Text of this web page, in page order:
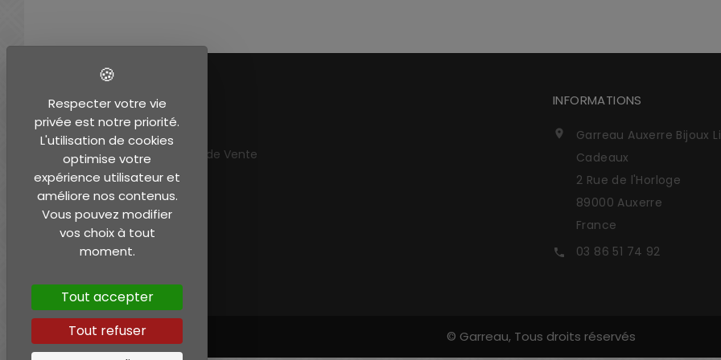
EN SAVOIR PLUS
Mentions légales
Conditions Générales de Vente
Mon compte
INFORMATIONS

Garreau Auxerre Bijoux
Cadeaux
2 Rue de l'Horloge
89000 Auxerre
France
 03 86 51 74 92
© Garreau, Tous droits réservés
Respecter votre vie
privée est notre priorité.
L'utilisation de cookies
optimise votre
expérience utilisateur et
améliore nos contenus.
Vous pouvez modifier
vos choix à tout
moment.
Tout accepter
Tout refuser